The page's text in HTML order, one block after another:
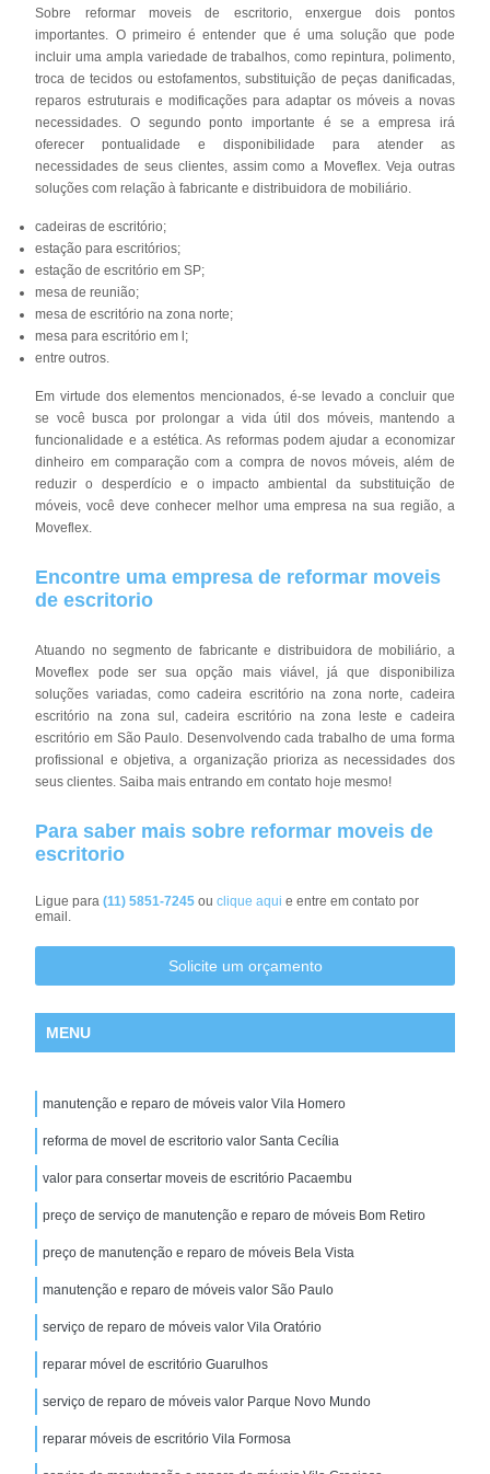
Sobre reformar moveis de escritorio, enxergue dois pontos
importantes. O primeiro é entender que é uma solução que pode
incluir uma ampla variedade de trabalhos, como repintura, polimento,
troca de tecidos ou estofamentos, substituição de peças danificadas,
reparos estruturais e modificações para adaptar os móveis a novas
necessidades. O segundo ponto importante é se a empresa irá
oferecer pontualidade e disponibilidade para atender as
necessidades de seus clientes, assim como a Moveflex. Veja outras
soluções com relação à fabricante e distribuidora de mobiliário.
cadeiras de escritório;
estação para escritórios;
estação de escritório em SP;
mesa de reunião;
mesa de escritório na zona norte;
mesa para escritório em l;
entre outros.
Em virtude dos elementos mencionados, é-se levado a concluir que
se você busca por prolongar a vida útil dos móveis, mantendo a
funcionalidade e a estética. As reformas podem ajudar a economizar
dinheiro em comparação com a compra de novos móveis, além de
reduzir o desperdício e o impacto ambiental da substituição de
móveis, você deve conhecer melhor uma empresa na sua região, a
Moveflex.
Encontre uma empresa de reformar moveis
de escritorio
Atuando no segmento de fabricante e distribuidora de mobiliário, a
Moveflex pode ser sua opção mais viável, já que disponibiliza
soluções variadas, como cadeira escritório na zona norte, cadeira
escritório na zona sul, cadeira escritório na zona leste e cadeira
escritório em São Paulo. Desenvolvendo cada trabalho de uma forma
profissional e objetiva, a organização prioriza as necessidades dos
seus clientes. Saiba mais entrando em contato hoje mesmo!
Para saber mais sobre reformar moveis de
escritorio
Ligue para(11) 5851-7245ouclique aqui e entre em contato por
email.
Solicite um orçamento
MENU
manutenção e reparo de móveis valor Vila Homero
reforma de movel de escritorio valor Santa Cecília
valor para consertar moveis de escritório Pacaembu
preço de serviço de manutenção e reparo de móveis Bom Retiro
preço de manutenção e reparo de móveis Bela Vista
manutenção e reparo de móveis valor São Paulo
serviço de reparo de móveis valor Vila Oratório
reparar móvel de escritório Guarulhos
serviço de reparo de móveis valor Parque Novo Mundo
reparar móveis de escritório Vila Formosa